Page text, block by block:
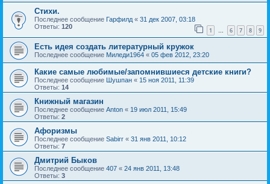
Стихи.
Последнее сообщение Гарфилд « 31 дек 2007, 03:18
Ответы: 120 1 … 6 7 8 9
Есть идея создать литературный кружок
Последнее сообщение Миледи1964 « 05 фев 2012, 23:20
Какие самые любимые/запомнившиеся детские книги?
Последнее сообщение Шушпан « 15 ноя 2011, 11:39
Ответы: 14
Книжный магазин
Последнее сообщение Anton « 19 июл 2011, 15:49
Ответы: 2
Афоризмы
Последнее сообщение Sabirr « 31 янв 2011, 10:12
Ответы: 7
Дмитрий Быков
Последнее сообщение 407 « 24 янв 2011, 13:48
Ответы: 3